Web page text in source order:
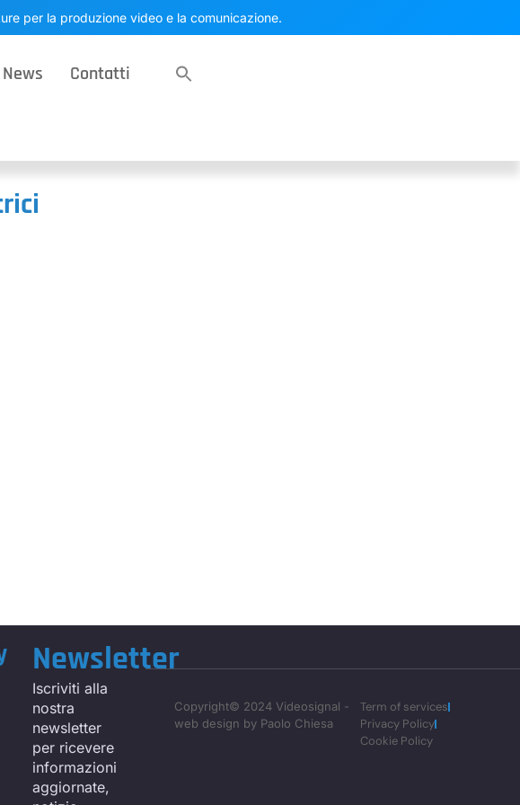
per la produzione video e la comunicazione.
News Contatti
Newsletter
Iscriviti alla
nostra
newsletter
per ricevere
informazioni
aggiornate,
Copyright© 2024 Videosignal -
web design by Paolo Chiesa
Term of services
Privacy Policy
Cookie Policy